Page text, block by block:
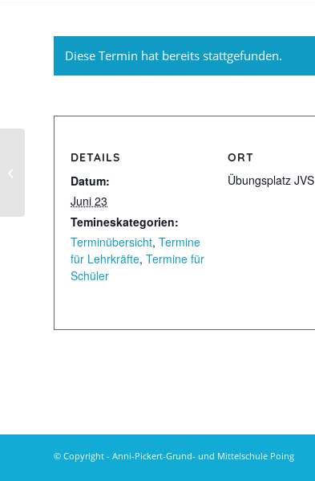
Diese Termin hat bereits stattgefunden.
DETAILS
Datum:
Juni 23
Temineskategorien:
Terminübersicht, Termine
für Lehrkräfte, Termine für
Schüler
ORT
Übungsplatz JVS
© Copyright - Anni-Pickert-Grund- und Mittelschule Poing